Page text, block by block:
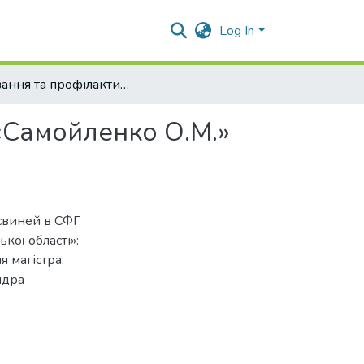
Log In
Лікування та профілактика бешихи свиней в СФГ «Самойленко О.М.» Решетилівського району Полтавської області
О.М.»
в СФГ
області»:
магістра: